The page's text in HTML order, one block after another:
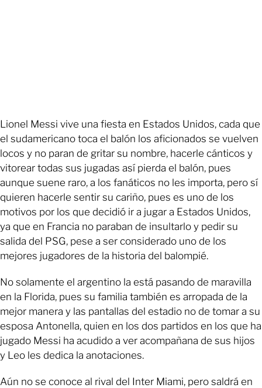
Lionel Messi vive una fiesta en Estados Unidos, cada que
el sudamericano toca el balón los aficionados se vuelven
locos y no paran de gritar su nombre, hacerle cánticos y
vitorear todas sus jugadas así pierda el balón, pues
aunque suene raro, a los fanáticos no les importa, pero sí
quieren hacerle sentir su cariño, pues es uno de los
motivos por los que decidió ir a jugar a Estados Unidos,
ya que en Francia no paraban de insultarlo y pedir su
salida del PSG, pese a ser considerado uno de los
mejores jugadores de la historia del balompié.
No solamente el argentino la está pasando de maravilla
en la Florida, pues su familia también es arropada de la
mejor manera y las pantallas del estadio no de tomar a su
esposa Antonella, quien en los dos partidos en los que ha
jugado Messi ha acudido a ver acompañana de sus hijos
y Leo les dedica la anotaciones.
Aún no se conoce al rival del Inter Miami, pero saldrá en